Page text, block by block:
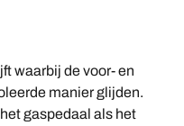
waarbij de voor- en
manier glijden.
gaspedaal als het